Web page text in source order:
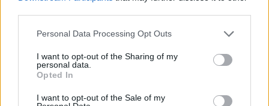
Personal Data Processing Opt Outs
I want to opt-out of the Sharing of my
personal data.
Opted In
I want to opt-out of the Sale of my
Verslas
Į daugiabučio statybas
FNTT įšaldė „Mere“